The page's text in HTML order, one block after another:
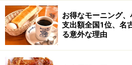
お得なモーニング
支出額全国1位、名
る意外な理由